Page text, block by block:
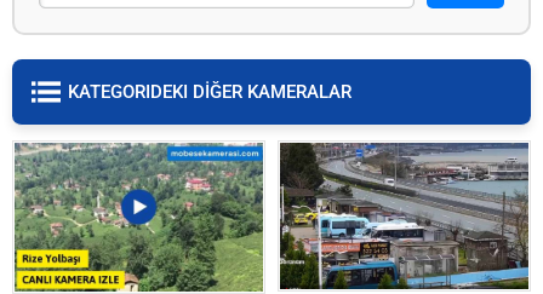
KATEGORIDEKI DİĞER KAMERALAR